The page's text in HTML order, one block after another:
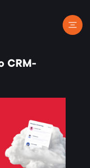
CRM-